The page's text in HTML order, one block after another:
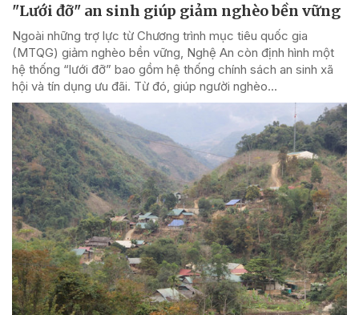
"Lưới đỡ" an sinh giúp giảm nghèo bền vững
Ngoài những trợ lực từ Chương trình mục tiêu quốc gia
(MTQG) giảm nghèo bền vững, Nghệ An còn định hình một
hệ thống “lưới đỡ” bao gồm hệ thống chính sách an sinh xã
hội và tín dụng ưu đãi. Từ đó, giúp người nghèo...